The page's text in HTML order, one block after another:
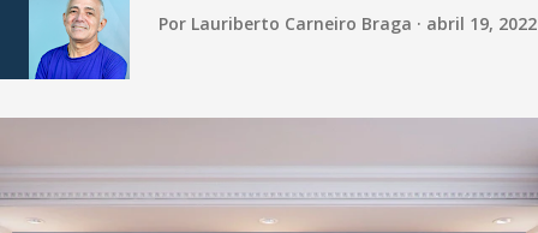
Por Lauriberto Carneiro Braga abril 19, 2022